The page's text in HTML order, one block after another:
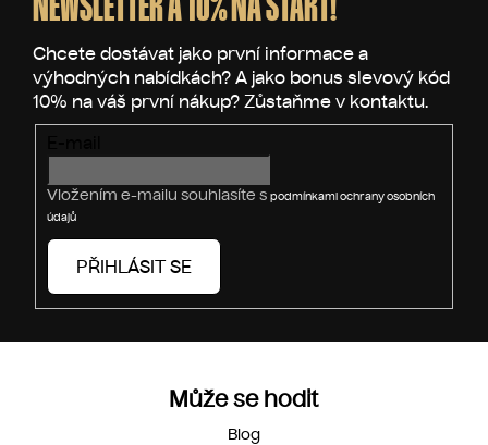
Vložením e-mailu souhlasíte s podmínkami ochrany osobních
údajů
PŘIHLÁSIT SE
Může se hodit
Blog